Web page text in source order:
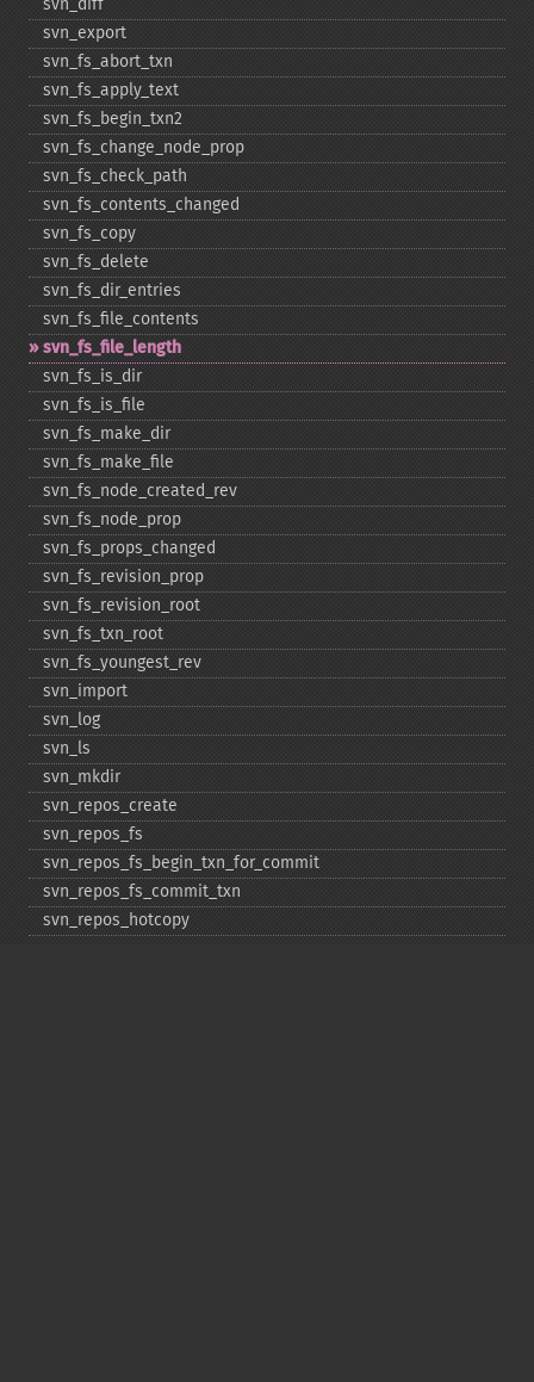
svn_​diff
svn_​export
svn_​fs_​abort_​txn
svn_​fs_​apply_​text
svn_​fs_​begin_​txn2
svn_​fs_​change_​node_​prop
svn_​fs_​check_​path
svn_​fs_​contents_​changed
svn_​fs_​copy
svn_​fs_​delete
svn_​fs_​dir_​entries
svn_​fs_​file_​contents
svn_​fs_​file_​length
svn_​fs_​is_​dir
svn_​fs_​is_​file
svn_​fs_​make_​dir
svn_​fs_​make_​file
svn_​fs_​node_​created_​rev
svn_​fs_​node_​prop
svn_​fs_​props_​changed
svn_​fs_​revision_​prop
svn_​fs_​revision_​root
svn_​fs_​txn_​root
svn_​fs_​youngest_​rev
svn_​import
svn_​log
svn_​ls
svn_​mkdir
svn_​repos_​create
svn_​repos_​fs
svn_​repos_​fs_​begin_​txn_​for_​commit
svn_​repos_​fs_​commit_​txn
svn_​repos_​hotcopy